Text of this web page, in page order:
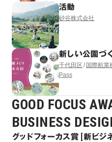
活動
砂谷株式会社
新しい公園づ
千代田区 国際航業
Pass
GOOD FOCUS
BUSINESS
グッドフォーカス賞 [新ビジ